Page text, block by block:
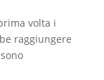
volta i
raggiungere